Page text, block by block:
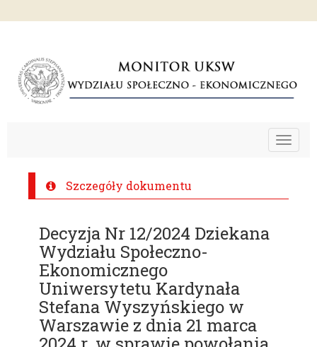
Toggle
Szczegóły dokumentu
Decyzja Nr 12/2024 Dziekana
Wydziału Społeczno-
Ekonomicznego
Uniwersytetu Kardynała
Stefana Wyszyńskiego w
Warszawie z dnia 21 marca